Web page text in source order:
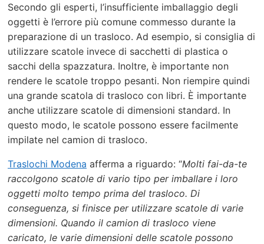
Secondo gli esperti, l’insufficiente imballaggio degli
oggetti è l’errore più comune commesso durante la
preparazione di un trasloco. Ad esempio, si consiglia di
utilizzare scatole invece di sacchetti di plastica o
sacchi della spazzatura. Inoltre, è importante non
rendere le scatole troppo pesanti. Non riempire quindi
una grande scatola di trasloco con libri. È importante
anche utilizzare scatole di dimensioni standard. In
questo modo, le scatole possono essere facilmente
impilate nel camion di trasloco.
Traslochi Modena afferma a riguardo: “Molti fai-da-te
raccolgono scatole di vario tipo per imballare i loro
oggetti molto tempo prima del trasloco. Di
conseguenza, si finisce per utilizzare scatole di varie
dimensioni. Quando il camion di trasloco viene
caricato, le varie dimensioni delle scatole possono